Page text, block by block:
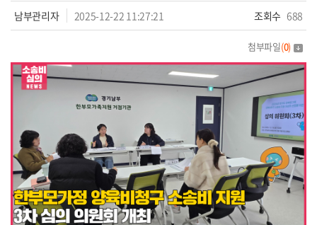
남부관리자 2025-12-22 11:27:21 조회수 688
첨부파일(0)